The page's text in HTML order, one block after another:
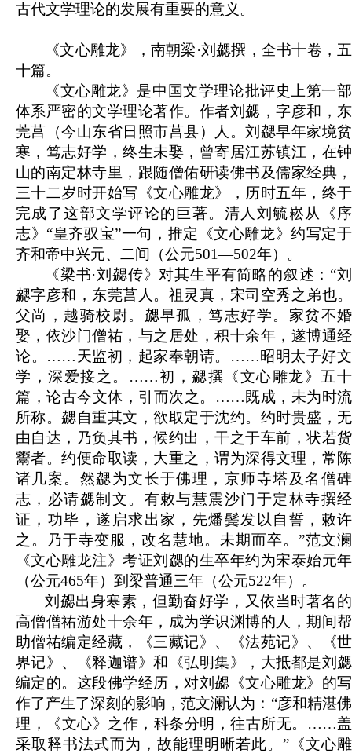
古代文学理论的发展有重要的意义。
《文心雕龙》，南朝梁·刘勰撰，全书十卷，五
十篇。
《文心雕龙》是中国文学理论批评史上第一部
体系严密的文学理论著作。作者刘勰，字彦和，东
莞莒（今山东省日照市莒县）人。刘勰早年家境贫
寒，笃志好学，终生未娶，曾寄居江苏镇江，在钟
山的南定林寺里，跟随僧佑研读佛书及儒家经典，
三十二岁时开始写《文心雕龙》，历时五年，终于
完成了这部文学评论的巨著。清人刘毓崧从《序
志》“皇齐驭宝”一句，推定《文心雕龙》约写定于
齐和帝中兴元、二间（公元501—502年）。
《梁书·刘勰传》对其生平有简略的叙述：“刘
勰字彦和，东莞莒人。祖灵真，宋司空秀之弟也。
父尚，越骑校尉。勰早孤，笃志好学。家贫不婚
娶，依沙门僧祐，与之居处，积十余年，遂博通经
论。……天监初，起家奉朝请。……昭明太子好文
学，深爱接之。……初，勰撰《文心雕龙》五十
篇，论古今文体，引而次之。……既成，未为时流
所称。勰自重其文，欲取定于沈约。约时贵盛，无
由自达，乃负其书，候约出，干之于车前，状若货
鬻者。约便命取读，大重之，谓为深得文理，常陈
诸几案。然勰为文长于佛理，京师寺塔及名僧碑
志，必请勰制文。有敕与慧震沙门于定林寺撰经
证，功毕，遂启求出家，先燔鬓发以自誓，敕许
之。乃于寺变服，改名慧地。未期而卒。”范文澜
《文心雕龙注》考证刘勰的生卒年约为宋泰始元年
（公元465年）到梁普通三年（公元522年）。
刘勰出身寒素，但勤奋好学，又依当时著名的
高僧僧祐游处十余年，成为学识渊博的人，期间帮
助僧祐编定经藏，《三藏记》、《法苑记》、《世
界记》、《释迦谱》和《弘明集》，大抵都是刘勰
编定的。这段佛学经历，对刘勰《文心雕龙》的写
作了产生了深刻的影响，范文澜认为：“彦和精湛佛
理，《文心》之作，科条分明，往古所无。……盖
采取释书法式而为，故能理明晰若此。”《文心雕